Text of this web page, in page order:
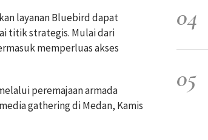
layanan Bluebird dapat
titik strategis. Mulai dari
memperluas akses
peremajaan armada
gathering di Medan, Kamis
04
05